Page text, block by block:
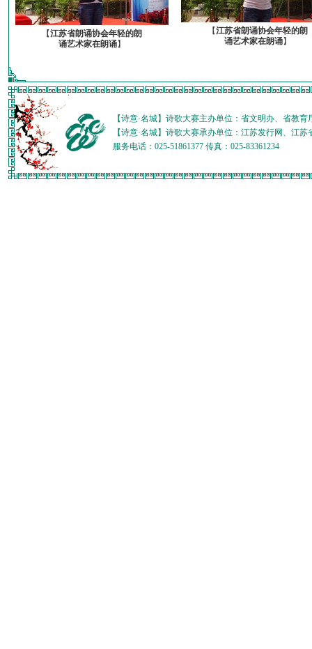
【江苏省朗诵协会年轻的朗
诵艺术家在朗诵】
【江苏省朗诵协会年轻的朗
诵艺术家在朗诵】
【诗意·名城】诗歌大赛主办单位：省文明办、省教
【诗意·名城】诗歌大赛承办单位：江苏发行网、江
服务电话：025-51861377 传真：025-83361234